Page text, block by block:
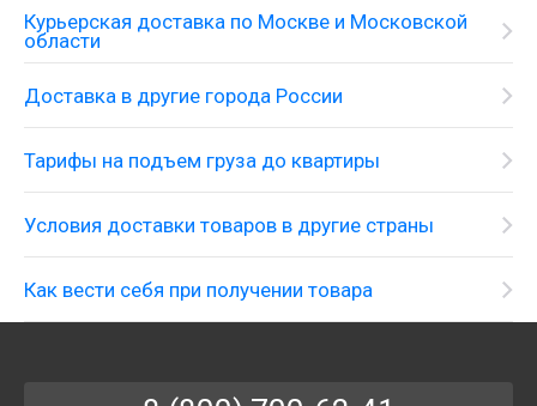
Смеситель-термостат с душевым
гарнитуром, верхним и боковыми душами
Курьерская доставка по Москве и Московской
области
Доставка в другие города России
Тарифы на подъем груза до квартиры
Условия доставки товаров в другие страны
Как вести себя при получении товара